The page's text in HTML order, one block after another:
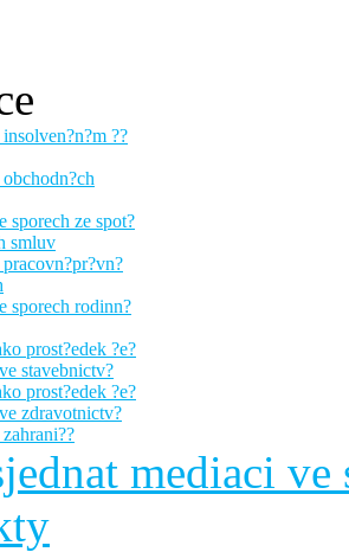
??
sporech ze spot?
smluv
sporech rodinn?
prost?edek ?e?
stavebnictv?
prost?edek ?e?
zdravotnictv?
mediaci ve